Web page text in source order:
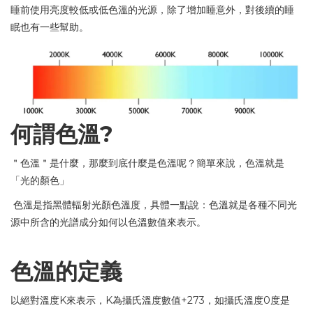
睡前使用亮度較低或低色溫的光源，除了增加睡意外，對後續的睡
眠也有一些幫助。
何謂色溫?
＂色溫＂是什麼，那麼到底什麼是色溫呢？簡單來說，色溫就是
「光的顏色」
色溫是指黑體輻射光顏色溫度，具體一點說：色溫就是各種不同光
源中所含的光譜成分如何以色溫數值來表示。
色溫的定義
以絕對溫度K來表示， K為攝氏溫度數值+273 ，如攝氏溫度0 度是